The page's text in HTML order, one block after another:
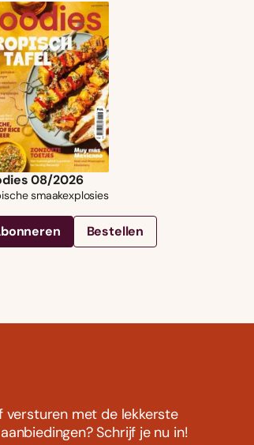
08/2026
smaakexplosies
Bestellen
versturen met de lekkerste
Schrijf je nu in!